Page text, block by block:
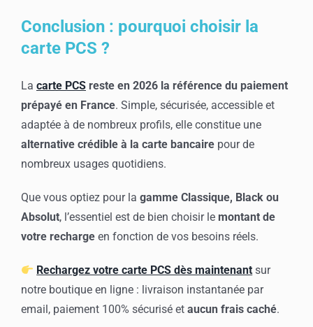
Conclusion : pourquoi choisir la
carte PCS ?
La carte PCS reste en 2026 la référence du paiement
prépayé en France. Simple, sécurisée, accessible et
adaptée à de nombreux profils, elle constitue une
alternative crédible à la carte bancaire pour de
nombreux usages quotidiens.
Que vous optiez pour la gamme Classique, Black ou
Absolut, l’essentiel est de bien choisir le montant de
votre recharge en fonction de vos besoins réels.
Rechargez votre carte PCS dès maintenant sur
notre boutique en ligne : livraison instantanée par
email, paiement 100% sécurisé et aucun frais caché.